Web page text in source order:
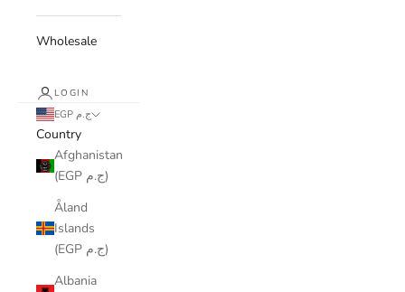
Wholesale
LOGIN
EGP ج.م
Country
Afghanistan
(EGP ج.م)
Åland
Islands
(EGP ج.م)
Albania